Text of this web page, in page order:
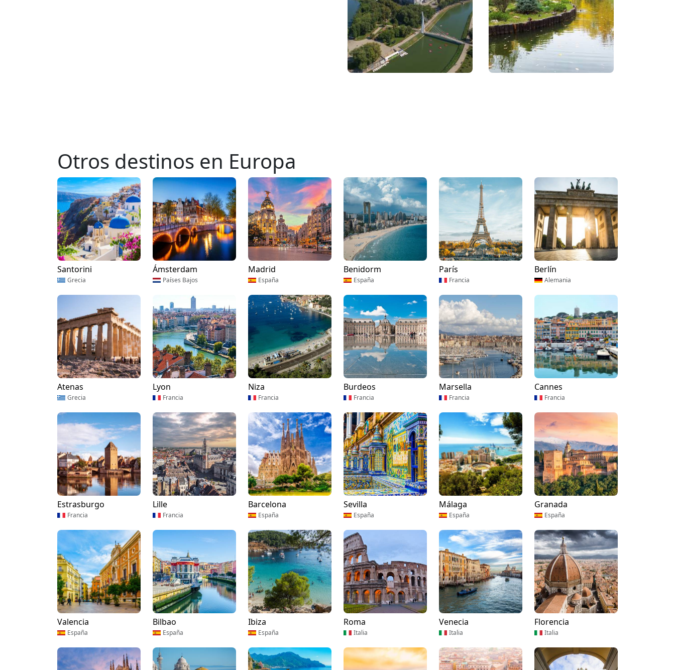
Otros destinos en Europa
Santorini
Grecia
Ámsterdam
Países Bajos
Madrid
España
Benidorm
España
París
Francia
Berlín
Alemania
Atenas
Grecia
Lyon
Francia
Niza
Francia
Burdeos
Francia
Marsella
Francia
Cannes
Francia
Estrasburgo
Francia
Lille
Francia
Barcelona
España
Sevilla
España
Málaga
España
Granada
España
Valencia
España
Bilbao
España
Ibiza
España
Roma
Italia
Venecia
Italia
Florencia
Italia